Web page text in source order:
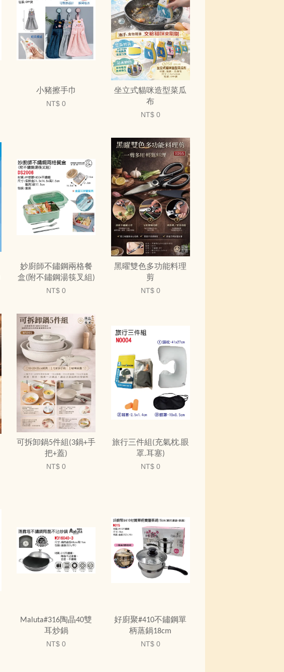
小豬擦手巾
NT$ 0
坐立式貓咪造型菜瓜
布
NT$ 0
妙廚師不鏽鋼兩格餐
盒(附不鏽鋼湯筷叉組)
NT$ 0
黑曜雙色多功能料理
剪
NT$ 0
可拆卸鍋5件組(3鍋+手
把+蓋)
NT$ 0
旅行三件組(充氣枕.眼
罩.耳塞)
NT$ 0
Maluta#316陶晶40雙
耳炒鍋
NT$ 0
好廚聚#410不鏽鋼單
柄蒸鍋18cm
NT$ 0